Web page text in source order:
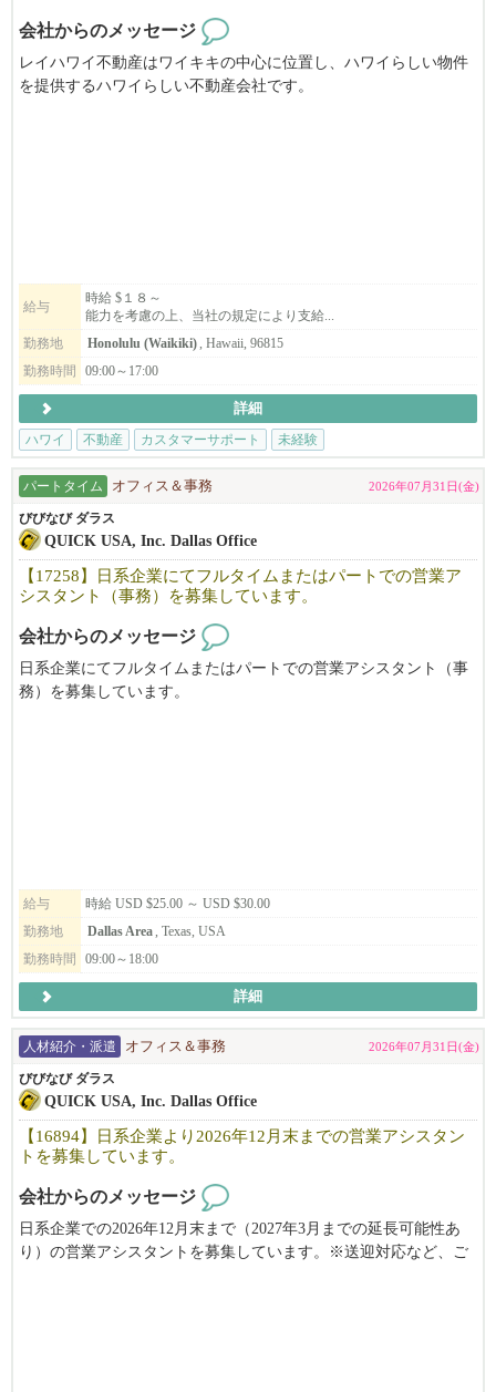
会社からのメッセージ
レイハワイ不動産はワイキキの中心に位置し、ハワイらしい物件
を提供するハワイらしい不動産会社です。
楽しさが売りの日系の不動産管理会社です！
一度ネットで*レイハワイ不動産*、またインスタで*@leihawaii*
にて検索下さい。
他がやらないこと、でも世界中の方がハワイに対して求める事に
答えています。
給与
時給 $１８～
能力を考慮の上、当社の規定により支給...
勤務地
Honolulu (Waikiki), Hawaii, 96815
勤務時間
09:00～17:00
詳細
ハワイ
不動産 カスタマーサポート 未経験
パートタイム オフィス＆事務 2026年07月31日(金)
びびなび ダラス
QUICK USA, Inc. Dallas Office
【17258】日系企業にてフルタイムまたはパートでの営業ア
シスタント（事務）を募集しています。
会社からのメッセージ
日系企業にてフルタイムまたはパートでの営業アシスタント（事
務）を募集しています。
給与
時給 USD $25.00 ～ USD $30.00
勤務地
Dallas Area, Texas, USA
勤務時間
09:00～18:00
詳細
人材紹介・派遣 オフィス＆事務 2026年07月31日(金)
びびなび ダラス
QUICK USA, Inc. Dallas Office
【16894】日系企業より2026年12月末までの営業アシスタン
トを募集しています。
会社からのメッセージ
日系企業での2026年12月末まで（2027年3月までの延長可能性あ
り）の営業アシスタントを募集しています。※送迎対応など、ご